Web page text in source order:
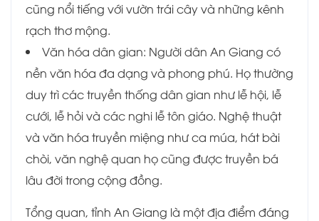
cũng nổi tiếng với vườn trái cây và những kênh
rạch thơ mộng.
Văn hóa dân gian: Người dân An Giang có
nền văn hóa đa dạng và phong phú. Họ thường
duy trì các truyền thống dân gian như lễ hội, lễ
cưới, lễ hỏi và các nghi lễ tôn giáo. Nghệ thuật
và văn hóa truyền miệng như ca múa, hát bài
chòi, văn nghệ quan họ cũng được truyền bá
lâu đời trong cộng đồng.
Tổng quan, tỉnh An Giang là một địa điểm đáng